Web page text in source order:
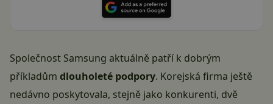
Společnost Samsung aktuálně patří k dobrým
příkladům dlouholeté podpory. Korejská firma ještě
nedávno poskytovala, stejně jako konkurenti, dvě